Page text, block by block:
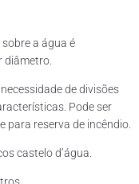
a água é
diâmetro.
de divisões
Pode ser
para reserva de incêndio.
castelo d’água.